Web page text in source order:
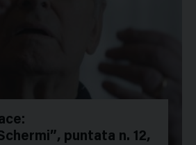
puntata n. 12,